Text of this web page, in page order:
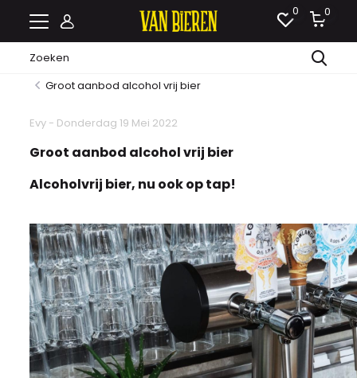
0 0
Groot aanbod alcohol vrij bier
Evy - Donderdag 19 Mei 2022
Groot aanbod alcohol vrij bier
Alcoholvrij bier, nu ook op tap!